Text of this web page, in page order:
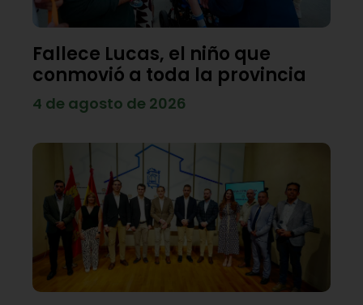
Fallece Lucas, el niño que
conmovió a toda la provincia
4 de agosto de 2026